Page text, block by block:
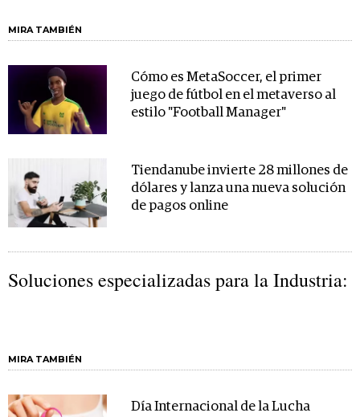
MIRA TAMBIÉN
Cómo es MetaSoccer, el primer
juego de fútbol en el metaverso al
estilo "Football Manager"
Tiendanube invierte 28 millones de
dólares y lanza una nueva solución
de pagos online
Soluciones especializadas para la Industria:
MIRA TAMBIÉN
Día Internacional de la Lucha